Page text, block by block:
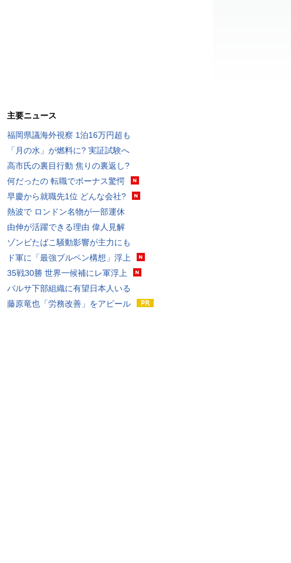
主要ニュース
福岡県議海外視察 1泊16万円超も
「月の水」が燃料に? 実証試験へ
高市氏の裏目行動 焦りの裏返し?
何だったの 転職でボーナス驚愕
早慶から就職先1位 どんな会社?
熱波で ロンドン名物が一部運休
由伸が活躍できる理由 偉人見解
ゾンビたばこ騒動影響が主力にも
ド軍に「最強ブルペン構想」浮上
35戦30勝 世界一候補にレ軍浮上
バルサ下部組織に有望日本人いる
藤原竜也「労務改善」をアピール